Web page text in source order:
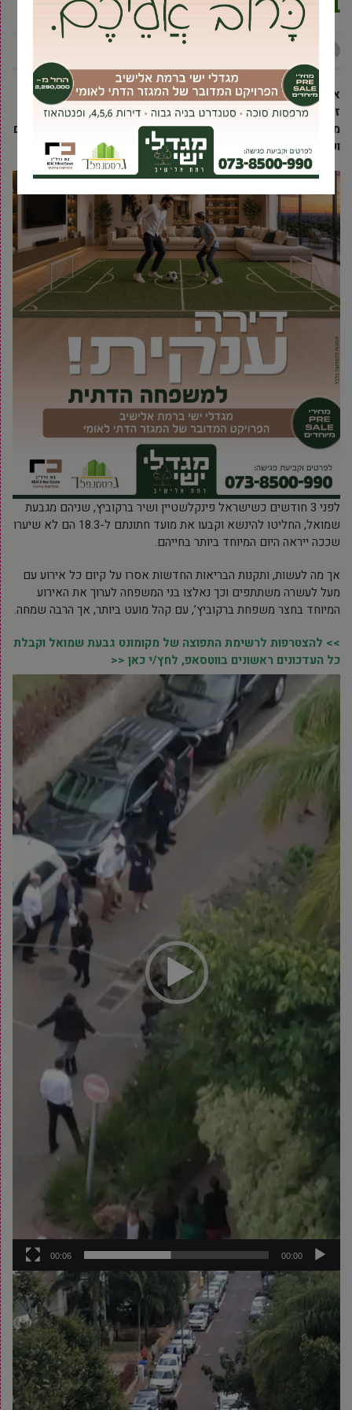
אחת החתונות המדוברות ביותר בגבעת שמואל נקבעה כבר לפני
זמן רב להערך היום. בשל תקנות הבריאות החדשות נאלצו בני
משפחות ברקוביץ’-פינקלשטיין לערוך את החתונה באופן מצומצמם
ועם ממעט אורחים – אבל הרבה שמחה בלב.
לפני 3 חודשים כשישראל פינקלשטיין ושיר ברקוביץ, שניהם מגבעת
שמואל, החליטו להינשא וקבעו את מועד חתונתם ל-18.3 הם לא שיערו
שככה ייראה היום המיוחד ביותר בחייהם.
אך מה לעשות, ותקנות הבריאות החדשות אסרו על קיום כל אירוע עם
מעל לעשרה משתתפים וכך נאלצו בני המשפחה לערוך את האירוע
המיוחד בחצר משפחת ברקוביץ’, עם קהל מועט ביותר, אך הרבה שמחה.
>> להצטרפות לרשימת התפוצה של מקומונט גבעת שמואל וקבלת
כל העדכונים ראשונים בווטסאפ, לחץ/י כאן <<
וידאו
00:00
00:06
וידאו